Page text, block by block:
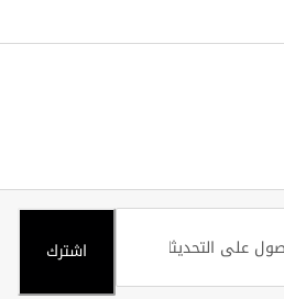
اشترك